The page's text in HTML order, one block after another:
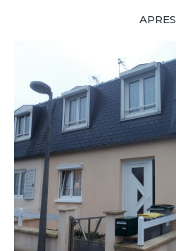
APRES